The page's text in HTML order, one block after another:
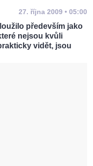
27. října 2009 • 05:00
především jako
nejsou kvůli
vidět, jsou